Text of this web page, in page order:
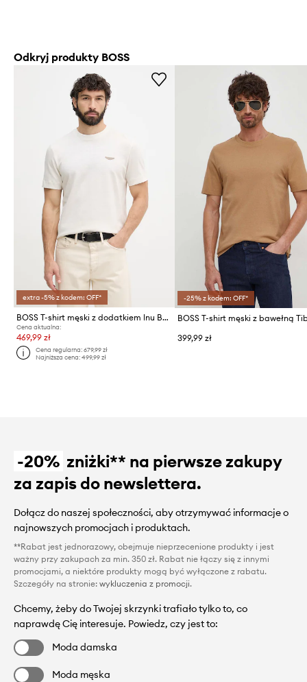
Odkryj produkty BOSS
extra -5% z kodem: OFF*
BOSS T-shirt męski z dodatkiem lnu BOSS X ASTON MARTIN
Cena aktualna:
469,99 zł
Cena regularna:679,99 zł
Najniższa cena:499,99 zł
-25% z kodem: OFF*
399,99 zł
-20% zniżki** na pierwsze zakupy
za zapis do newslettera.
Dołącz do naszej społeczności, aby otrzymywać informacje o
najnowszych promocjach i produktach.
**Rabat jest jednorazowy, obejmuje nieprzecenione produkty i jest
ważny przy zakupach za min. 350 zł. Rabat nie łączy się z innymi
promocjami, a niektóre produkty mogą być wyłączone z rabatu.
Szczegóły na stronie: wykluczenia z promocji.
Chcemy, żeby do Twojej skrzynki trafiało tylko to, co
naprawdę Cię interesuje. Powiedz, czy jest to:
Moda damska
Moda męska